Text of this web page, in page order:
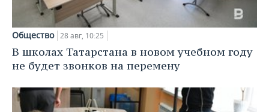
Общество 28 авг, 10:25
В школах Татарстана в новом учебном году
не будет звонков на перемену